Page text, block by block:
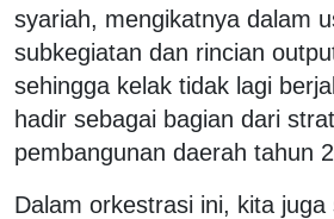
syariah, mengikatnya dalam
subkegiatan dan rincian
sehingga kelak tidak lagi
hadir sebagai bagian dari
pembangunan daerah tahun
Dalam orkestrasi ini, kita